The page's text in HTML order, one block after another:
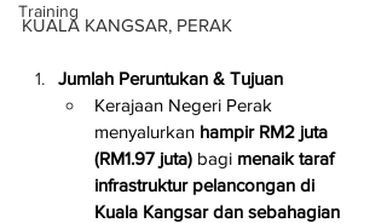
Training
KUALA KANGSAR, PERAK
Jumlah Peruntukan & Tujuan
Kerajaan Negeri Perak
menyalurkan hampir RM2 juta
(RM1.97 juta) bagi menaik taraf
infrastruktur pelancongan di
Kuala Kangsar dan sebahagian